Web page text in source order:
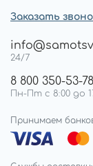
Заказать
24/7
8 800 350-53-78
Пн-Пт с 8:00 до
Принимаем